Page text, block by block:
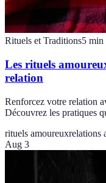
Rituels et Traditions5 min
Les rituels
relation
Renforcez votre relation
Découvrez les pratiques
rituels amoureuxrelations
Aug 3